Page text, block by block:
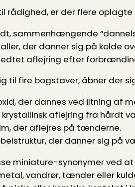
rådighed, er der flere oplagte
sammenhængende
der danner sig på kolde
aflejring efter
til fire bogstaver, åbner der
der dannes ved iltning af
krystallinsk aflejring fra hårdt
der aflejres på tænderne.
der danner sig på
miniature-synonymer ved
vandrør, tænder eller